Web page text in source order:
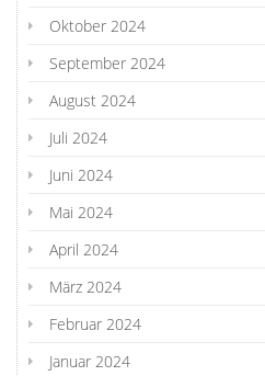
Oktober 2024
September 2024
August 2024
Juli 2024
Juni 2024
Mai 2024
April 2024
März 2024
Februar 2024
Januar 2024